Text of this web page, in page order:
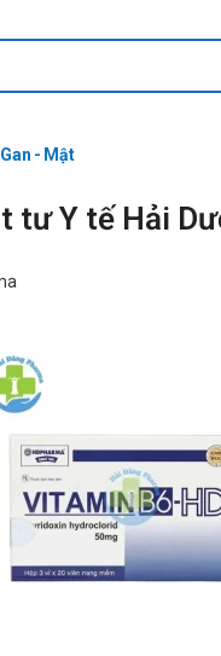
- Mật
tư Y tế Hải